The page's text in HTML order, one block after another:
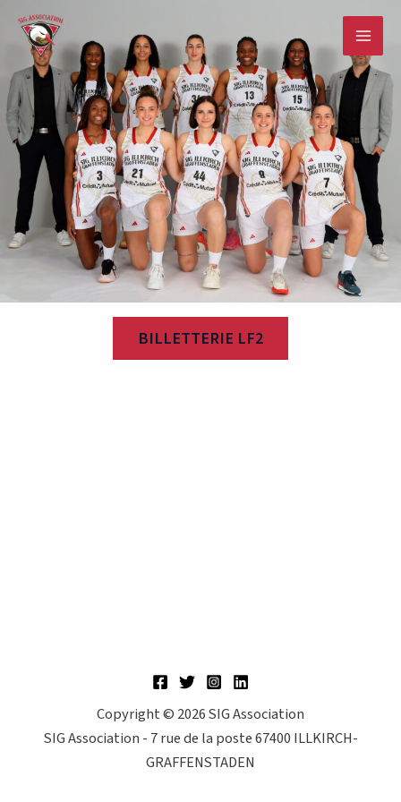
content
BILLETTERIE LF2
Copyright © 2026 SIG Association
SIG Association - 7 rue de la poste 67400 ILLKIRCH-
GRAFFENSTADEN